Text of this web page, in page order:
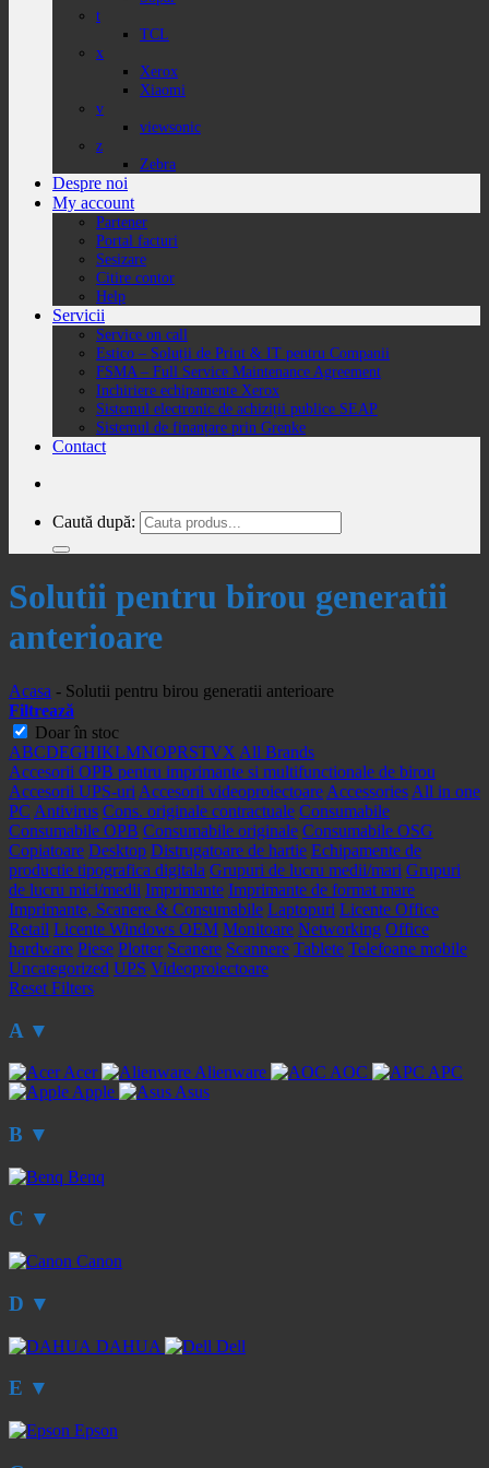
t
TCL
x
Xerox
Xiaomi
v
viewsonic
z
Zebra
Despre noi
My account
Partener
Portal facturi
Sesizare
Citire contor
Help
Servicii
Service on call
Estico – Soluții de Print & IT pentru Companii
FSMA – Full Service Maintenance Agreement
Inchiriere echipamente Xerox
Sistemul electronic de achiziții publice SEAP
Sistemul de finanțare prin Grenke
Contact
Caută după:
Solutii pentru birou generatii
anterioare
Acasa - Solutii pentru birou generatii anterioare
Filtrează
Doar în stoc
ABCDEGHIKLMNOPRSTVX All Brands
Accesorii OPB pentru imprimante si multifunctionale de birou
Accesorii UPS-uri Accesorii videoproiectoare Accessories All in one
PC Antivirus Cons. originale contractuale Consumabile
Consumabile OPB Consumabile originale Consumabile OSG
Copiatoare Desktop Distrugatoare de hartie Echipamente de
productie tipografica digitala Grupuri de lucru medii/mari Grupuri
de lucru mici/medii Imprimante Imprimante de format mare
Imprimante, Scanere & Consumabile Laptopuri Licente Office
Retail Licente Windows OEM Monitoare Networking Office
hardware Piese Plotter Scanere Scannere Tablete Telefoane mobile
Uncategorized UPS Videoproiectoare
Reset Filters
A ▼
Acer Alienware AOC
APC
Apple
Asus
B ▼
Benq
C ▼
Canon
D ▼
DAHUA Dell
E ▼
Epson